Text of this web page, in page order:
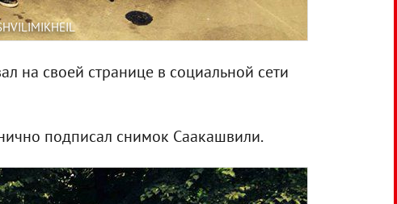
на своей странице в социальной сети
подписал снимок Саакашвили.